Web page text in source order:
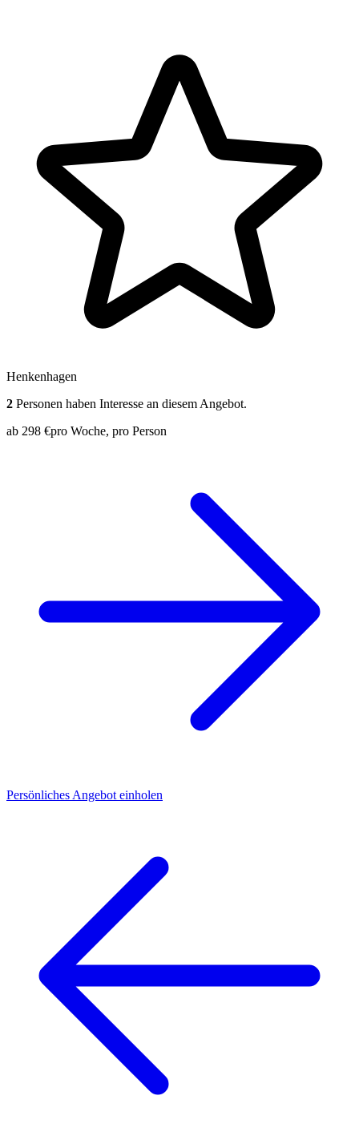
Henkenhagen
2 Personen haben Interesse an diesem Angebot.
ab 298 €pro Woche, pro Person
Persönliches Angebot einholen